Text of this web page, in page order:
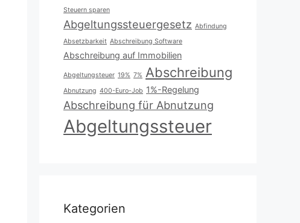
Steuern sparen
Abgeltungssteuergesetz Abfindung
Absetzbarkeit Abschreibung Software
Abschreibung auf Immobilien
Abgeltungsteuer 19% 7% Abschreibung
Abnutzung 400-Euro-Job 1%-Regelung
Abschreibung für Abnutzung
Abgeltungssteuer
Kategorien